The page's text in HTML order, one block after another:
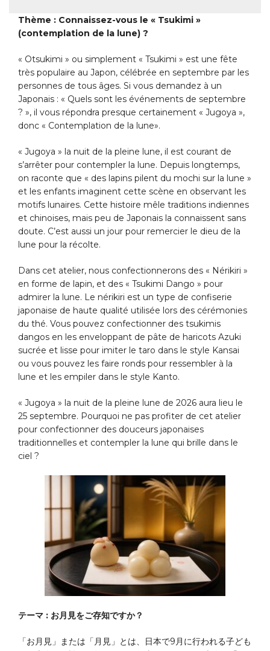
Thème : Connaissez-vous le « Tsukimi »
(contemplation de la lune) ?
« Otsukimi » ou simplement « Tsukimi » est une fête
très populaire au Japon, célébrée en septembre par les
personnes de tous âges. Si vous demandez à un
Japonais : « Quels sont les événements de septembre
? », il vous répondra presque certainement « Jugoya »,
donc « Contemplation de la lune».
« Jugoya » la nuit de la pleine lune, il est courant de
s’arrêter pour contempler la lune. Depuis longtemps,
on raconte que « des lapins pilent du mochi sur la lune »
et les enfants imaginent cette scène en observant les
motifs lunaires. Cette histoire mêle traditions indiennes
et chinoises, mais peu de Japonais la connaissent sans
doute. C’est aussi un jour pour remercier le dieu de la
lune pour la récolte.
Dans cet atelier, nous confectionnerons des « Nérikiri »
en forme de lapin, et des « Tsukimi Dango » pour
admirer la lune. Le nérikiri est un type de confiserie
japonaise de haute qualité utilisée lors des cérémonies
du thé. Vous pouvez confectionner des tsukimis
dangos en les enveloppant de pâte de haricots Azuki
sucrée et lisse pour imiter le taro dans le style Kansai
ou vous pouvez les faire ronds pour ressembler à la
lune et les empiler dans le style Kanto.
« Jugoya » la nuit de la pleine lune de 2026 aura lieu le
25 septembre. Pourquoi ne pas profiter de cet atelier
pour confectionner des douceurs japonaises
traditionnelles et contempler la lune qui brille dans le
ciel ?
テーマ : お月見をご存知ですか？
「お月見」または「月見」とは、日本で9月に行われる子ども